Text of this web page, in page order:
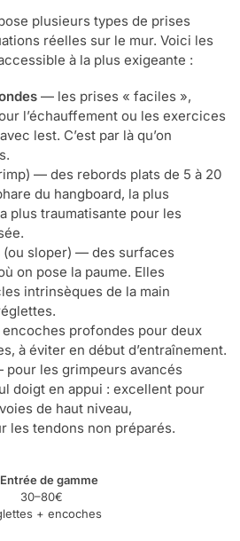
plusieurs types de prises
réelles sur le mur. Voici les
à la plus exigeante :
— les prises « faciles »,
l’échauffement ou les exercices
lest. C’est par là qu’on
— des rebords plats de 5 à 20
du hangboard, la plus
plus traumatisante pour les
(ou sloper) — des surfaces
on pose la paume. Elles
intrinsèques de la main
profondes pour deux
à éviter en début d’entraînement.
les grimpeurs avancés
doigt en appui : excellent pour
de haut niveau,
les tendons non préparés.
Entrée de gamme
30–80€
+ encoches